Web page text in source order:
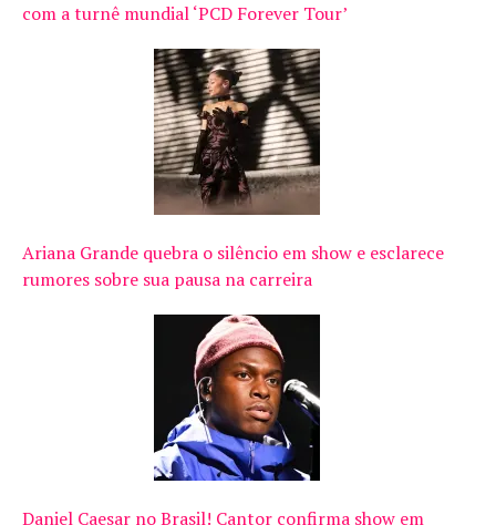
com a turnê mundial ‘PCD Forever Tour’
Ariana Grande quebra o silêncio em show e esclarece
rumores sobre sua pausa na carreira
Daniel Caesar no Brasil! Cantor confirma show em